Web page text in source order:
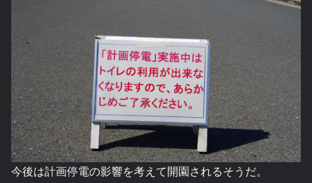
今後は計画停電の影響を考えて開園されるそうだ。